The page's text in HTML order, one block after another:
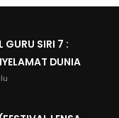
GURU SIRI 7 :
DUNIA